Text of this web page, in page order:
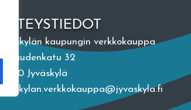
kaupungin verkkokauppa
32
Jyväskylä